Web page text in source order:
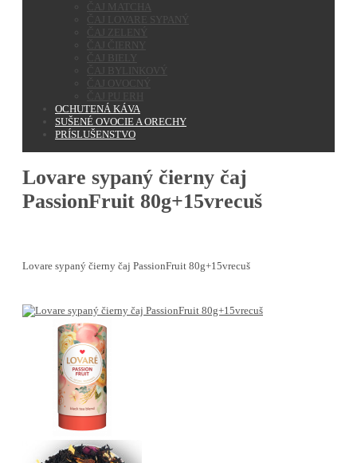
ČAJ MATCHA
ČAJ LOVARE SYPANÝ
ČAJ ZELENÝ
ČAJ ČIERNY
ČAJ BIELY
ČAJ BYLINKOVÝ
ČAJ OVOCNÝ
ČAJ PU ERH
OCHUTENÁ KÁVA
SUŠENÉ OVOCIE A ORECHY
PRÍSLUŠENSTVO
Lovare sypaný čierny čaj
PassionFruit 80g+15vrecuš
Lovare sypaný čierny čaj PassionFruit 80g+15vrecuš